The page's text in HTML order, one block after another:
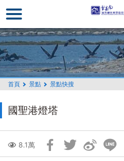
到
主
要
內
容
區
塊
首頁 景點 景點快搜
國聖港燈塔
8.1萬